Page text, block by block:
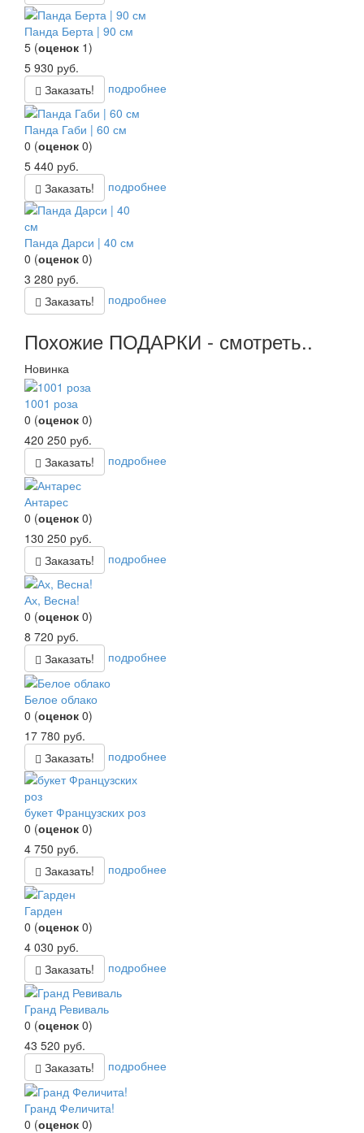
Панда Берта | 90 см
5 (оценок 1)
5 930 руб.
Заказать!
подробнее
Панда Габи | 60 см
0 (оценок 0)
5 440 руб.
Заказать!
подробнее
Панда Дарси | 40 см
0 (оценок 0)
3 280 руб.
Заказать!
подробнее
Похожие ПОДАРКИ - смотреть..
Новинка
1001 роза
0 (оценок 0)
420 250 руб.
Заказать!
подробнее
Антарес
0 (оценок 0)
130 250 руб.
Заказать!
подробнее
Ах, Весна!
0 (оценок 0)
8 720 руб.
Заказать!
подробнее
Белое облако
0 (оценок 0)
17 780 руб.
Заказать!
подробнее
букет Французских роз
0 (оценок 0)
4 750 руб.
Заказать!
подробнее
Гарден
0 (оценок 0)
4 030 руб.
Заказать!
подробнее
Гранд Ревиваль
0 (оценок 0)
43 520 руб.
Заказать!
подробнее
Гранд Феличита!
0 (оценок 0)